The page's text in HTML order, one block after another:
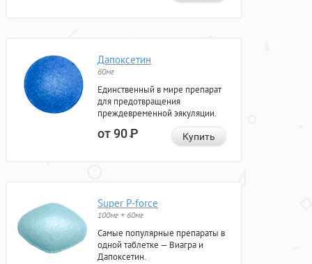
Дапоксетин
60мг
Единственный в мире препарат
для предотвращения
преждевременной эякуляции.
от 90Р Купить
Super P-force
100мг + 60мг
Самые популярные препараты в
одной таблетке — Виагра и
Дапоксетин.